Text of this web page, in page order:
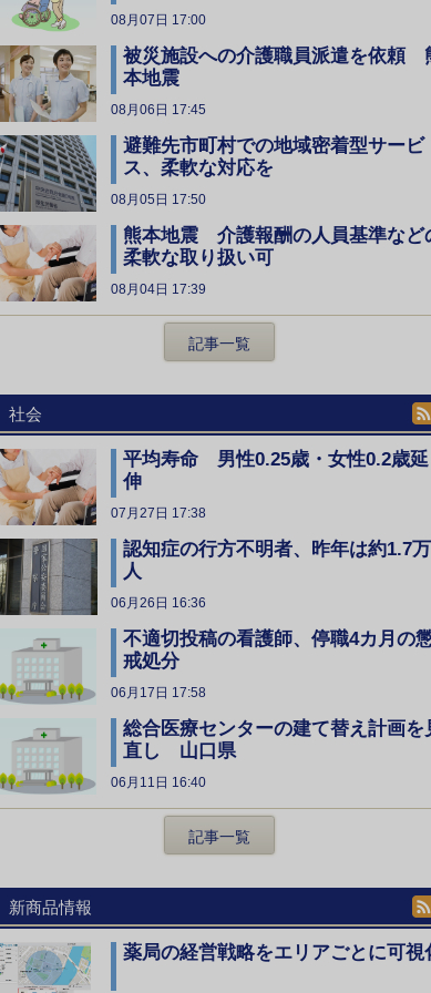
08月07日 17:00
被災施設への介護職員派遣を依頼
本地震
08月06日 17:45
避難先市町村での地域密着型サービ
ス、柔軟な対応を
08月05日 17:50
熊本地震 介護報酬の人員基準など
柔軟な取り扱い可
08月04日 17:39
記事一覧
社会
平均寿命 男性0.25歳・女性0.2歳延
伸
07月27日 17:38
認知症の行方不明者、昨年は約1.7万
人
06月26日 16:36
不適切投稿の看護師、停職4カ月の
戒処分
06月17日 17:58
総合医療センターの建て替え計画を
直し 山口県
06月11日 16:40
記事一覧
新商品情報
薬局の経営戦略をエリアごとに可視